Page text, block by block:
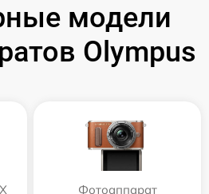
модели
Olympus
Фотоаппарат